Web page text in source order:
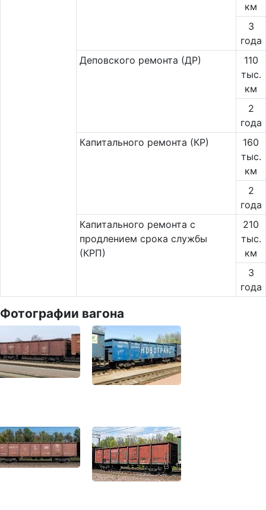
км
3
года
Деповского ремонта (ДР)
110
тыс.
км
2
года
Капитального ремонта (КР)
160
тыс.
км
2
года
Капитального ремонта с
продлением срока службы
(КРП)
210
тыс.
км
3
года
Фотографии вагона